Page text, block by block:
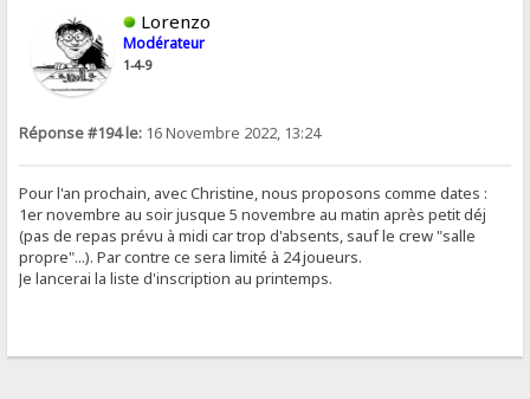
Lorenzo
Modérateur
1-4-9
Réponse #194 le: 16 Novembre 2022, 13:24
Pour l'an prochain, avec Christine, nous proposons comme dates :
1er novembre au soir jusque 5 novembre au matin après petit déj
(pas de repas prévu à midi car trop d'absents, sauf le crew "salle
propre"...). Par contre ce sera limité à 24 joueurs.
Je lancerai la liste d'inscription au printemps.